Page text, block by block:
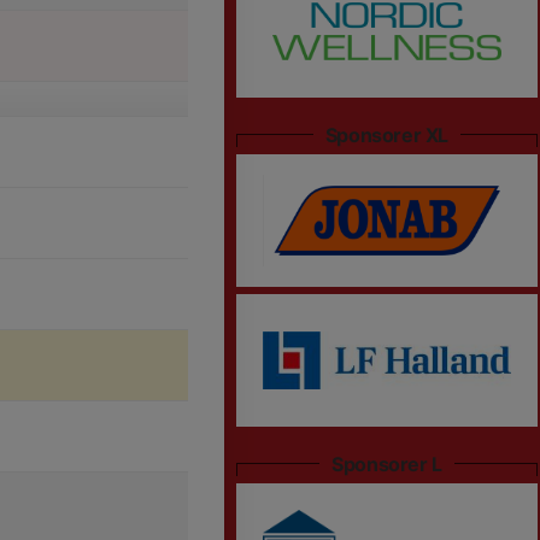
Sponsorer XL
Sponsorer L